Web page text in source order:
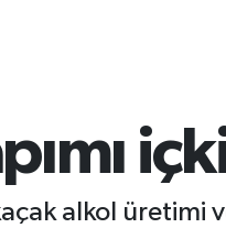
alkol üretimi